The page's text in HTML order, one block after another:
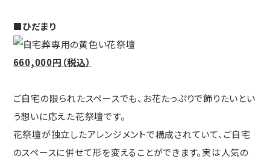
■ひだまり
660,000円（税込）
ご自宅の限られたスペースでも、お花たっぷりで飾りたいとい
う想いに応えた花祭壇です。
花祭壇が独立したアレンジメントで構成されていて、ご自宅
のスペースに併せて形を変えることができます。実は人気の